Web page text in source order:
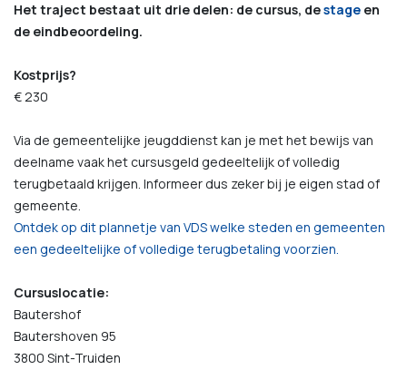
Het traject bestaat uit drie delen: de cursus, destage en
de eindbeoordeling.
Kostprijs?
€ 230
Via de gemeentelijke jeugddienst kan je met het bewijs van
deelname vaak het cursusgeld gedeeltelijk of volledig
terugbetaald krijgen. Informeer dus zeker bij je eigen stad of
gemeente.
Ontdek op dit plannetje van VDS welke steden en gemeenten
een gedeeltelijke of volledige terugbetaling voorzien.
Cursuslocatie:
Bautershof
Bautershoven 95
3800 Sint-Truiden